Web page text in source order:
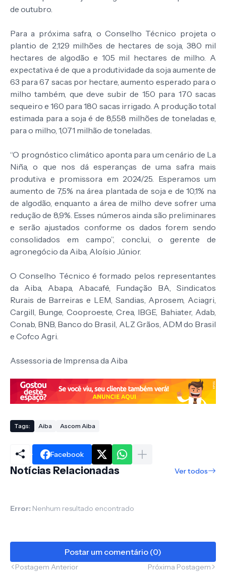
de outubro.
Para a próxima safra, o Conselho Técnico projeta o
plantio de 2,129 milhões de hectares de soja, 380 mil
hectares de algodão e 105 mil hectares de milho. A
expectativa é de que a produtividade da soja aumente de
63 para 67 sacas por hectare, aumento esperado para o
milho também, que deve subir de 150 para 170 sacas
sequeiro e 160 para 180 sacas irrigado. A produção total
estimada para a soja é de 8,558 milhões de toneladas e,
para o milho, 1,071 milhão de toneladas.
“O prognóstico climático aponta para um cenário de La
Niña, o que nos dá esperanças de uma safra mais
produtiva e promissora em 2024/25. Esperamos um
aumento de 7,5% na área plantada de soja e de 10,1% na
de algodão, enquanto a área de milho deve sofrer uma
redução de 8,9%. Esses números ainda são preliminares
e serão ajustados conforme os dados forem sendo
consolidados em campo”, conclui, o gerente de
agronegócio da Aiba, Aloísio Júnior.
O Conselho Técnico é formado pelos representantes
da Aiba, Abapa, Abacafé, Fundação BA, Sindicatos
Rurais de Barreiras e LEM, Sandias, Aprosem, Aciagri,
Cargill, Bunge, Cooproeste, Crea, IBGE, Bahiater, Adab,
Conab, BNB, Banco do Brasil, ALZ Grãos, ADM do Brasil
e Cofco Agri.
Assessoria de Imprensa da Aiba
Tags: Aiba Ascom Aiba
Facebook
Notícias Relacionadas Ver todos
Error: Nenhum resultado encontrado
Postar um comentário (0)
Postagem Anterior Próxima Postagem